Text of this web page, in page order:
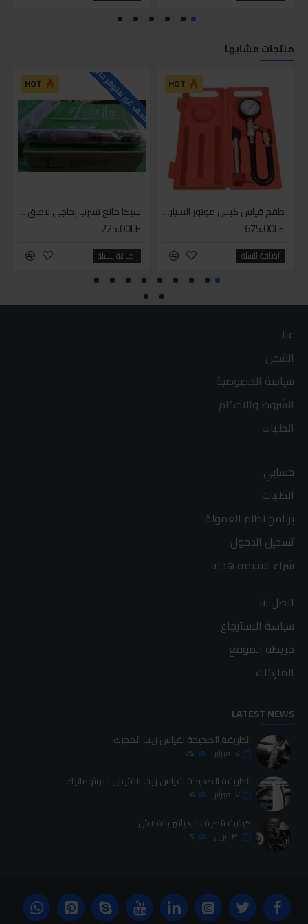
منتجات مشابها
HOT
طقم قياس كبس موتور السياره 3 ق
675.00LE
اضافة للسلة
HOT للاسف غير متوفر حاليا
سيكا مانع تسرب زجاجي لاصق اسود 600 مل
225.00LE
اضافة للسلة
عنا
الشحن
سياسة الخصوصية
الشروط والاحكام
الطلبات
حسابي
الطلبات
برنامج نظام العمولة
تسجيل الدخول
شراء قسيمة هدايا
اتصل بنا
سياسة الاسترجاع
خريطة الموقع
الماركات
LATEST NEWS
الطريقة الصحيحة لقياس زيت المحرك
٠٧ فبراير 24
الطريقة الصحيحة لقياس زيت الفتيس الاوتوماتيك
٠٧ فبراير 6
كيفية تنظيف الردياتير بالفلاش
٣٠ أبريل 5